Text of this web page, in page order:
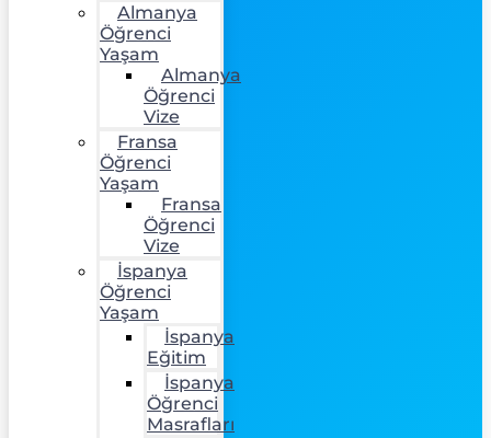
Almanya
Öğrenci
Yaşam
Almanya
Öğrenci
Vize
Fransa
Öğrenci
Yaşam
Fransa
Öğrenci
Vize
İspanya
Öğrenci
Yaşam
İspanya
Eğitim
İspanya
Öğrenci
Masrafları